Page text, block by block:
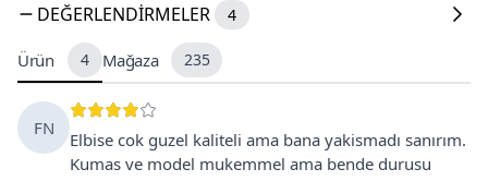
DEĞERLENDIRMELER 4
Ürün 4 Mağaza 235
FN
Elbise cok guzel kaliteli ama bana yakismadı sanırım.
Kumas ve model mukemmel ama bende durusu